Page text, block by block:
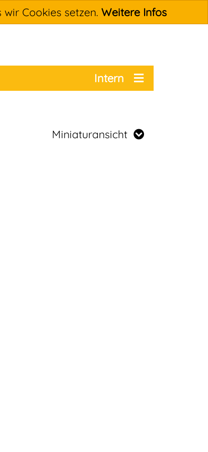
Cookies setzen. Weitere Infos
Intern
Miniaturansicht